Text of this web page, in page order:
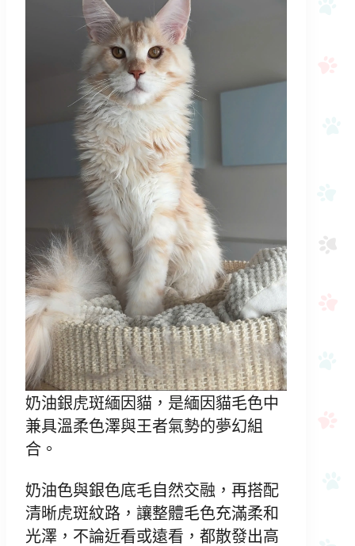
奶油銀虎斑緬因貓，是緬因貓毛色中
兼具溫柔色澤與王者氣勢的夢幻組
合。
奶油色與銀色底毛自然交融，再搭配
清晰虎斑紋路，讓整體毛色充滿柔和
光澤，不論近看或遠看，都散發出高